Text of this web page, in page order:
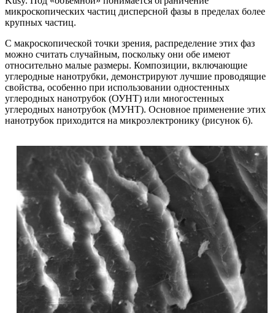
микроскопических частиц дисперсной фазы в пределах более
крупных частиц.
С макроскопической точки зрения, распределение этих фаз
можно считать случайным, поскольку они обе имеют
относительно малые размеры. Композиции, включающие
углеродные нанотрубки, демонстрируют лучшие проводящие
свойства, особенно при использовании одностенных
углеродных нанотрубок (ОУНТ) или многостенных
углеродных нанотрубок (МУНТ). Основное применение этих
нанотрубок приходится на микроэлектронику (рисунок 6).